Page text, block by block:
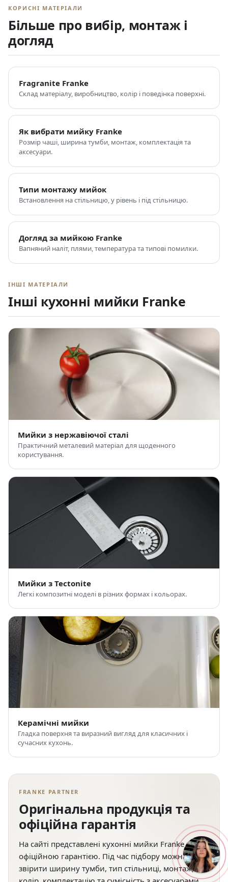
КОРИСНІ МАТЕРІАЛИ
Більше про вибір, монтаж і
догляд
Fragranite Franke
Склад матеріалу, виробництво, колір і поведінка поверхні.
Як вибрати мийку Franke
Розмір чаші, ширина тумби, монтаж, комплектація та
аксесуари.
Типи монтажу мийок
Встановлення на стільницю, у рівень і під стільницю.
Догляд за мийкою Franke
Вапняний наліт, плями, температура та типові помилки.
ІНШІ МАТЕРІАЛИ
Інші кухонні мийки Franke
Мийки з нержавіючої сталі
Практичний металевий матеріал для щоденного
користування.
Мийки з Tectonite
Легкі композитні моделі в різних формах і кольорах.
Керамічні мийки
Гладка поверхня та виразний вигляд для класичних і
сучасних кухонь.
FRANKE PARTNER
Оригінальна продукція та
офіційна гарантія
На сайті представлені кухонні мийки Franke з
офіційною гарантією. Під час підбору можна
звірити ширину тумби, тип стільниці, монтаж,